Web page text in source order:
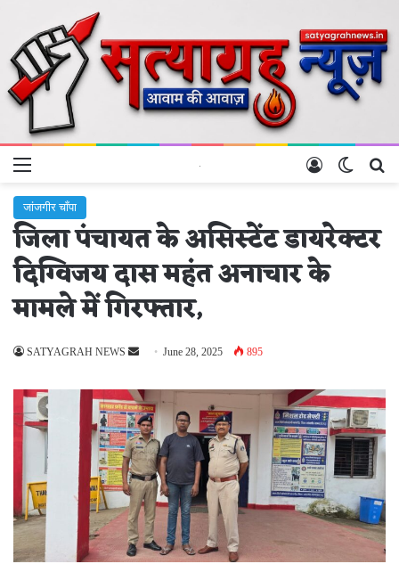
Menu Switch
Log In
जांजगीर चाँपा
जिला पंचायत के असिस्टेंट डायरेक्टर
दिग्विजय दास महंत अनाचार के
मामले में गिरफ्तार,
SATYAGRAH NEWS
Send
email
June 28, 2025 895